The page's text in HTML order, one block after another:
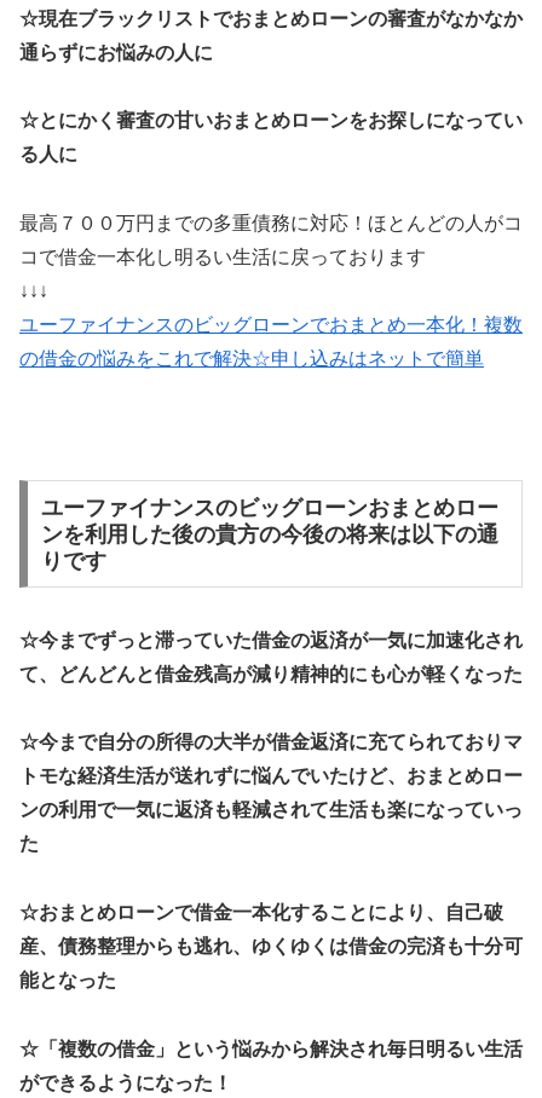
☆現在ブラックリストでおまとめローンの審査がなかなか
通らずにお悩みの人に
☆とにかく審査の甘いおまとめローンをお探しになってい
る人に
最高７００万円までの多重債務に対応！ほとんどの人がコ
コで借金一本化し明るい生活に戻っております
↓↓↓
ユーファイナンスのビッグローンでおまとめ一本化！複数
の借金の悩みをこれで解決☆申し込みはネットで簡単
ユーファイナンスのビッグローンおまとめロー
ンを利用した後の貴方の今後の将来は以下の通
りです
☆今までずっと滞っていた借金の返済が一気に加速化され
て、どんどんと借金残高が減り精神的にも心が軽くなった
☆今まで自分の所得の大半が借金返済に充てられておりマ
トモな経済生活が送れずに悩んでいたけど、おまとめロー
ンの利用で一気に返済も軽減されて生活も楽になっていっ
た
☆おまとめローンで借金一本化することにより、自己破
産、債務整理からも逃れ、ゆくゆくは借金の完済も十分可
能となった
☆「複数の借金」という悩みから解決され毎日明るい生活
ができるようになった！